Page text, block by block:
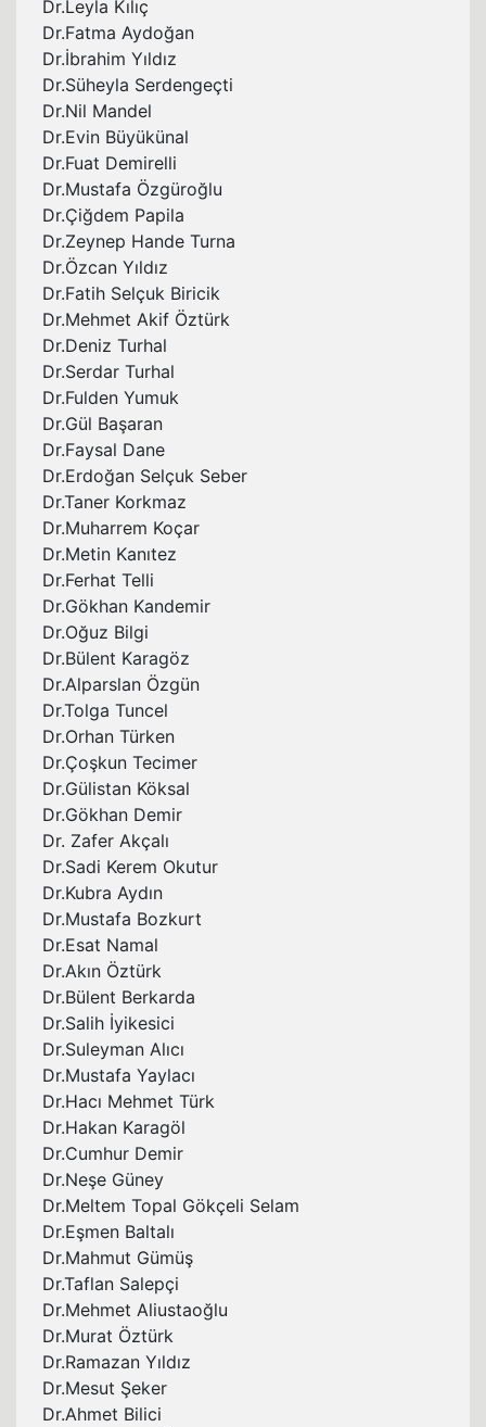
Dr.Leyla Kılıç
Dr.Fatma Aydoğan
Dr.İbrahim Yıldız
Dr.Süheyla Serdengeçti
Dr.Nil Mandel
Dr.Evin Büyükünal
Dr.Fuat Demirelli
Dr.Mustafa Özgüroğlu
Dr.Çiğdem Papila
Dr.Zeynep Hande Turna
Dr.Özcan Yıldız
Dr.Fatih Selçuk Biricik
Dr.Mehmet Akif Öztürk
Dr.Deniz Turhal
Dr.Serdar Turhal
Dr.Fulden Yumuk
Dr.Gül Başaran
Dr.Faysal Dane
Dr.Erdoğan Selçuk Seber
Dr.Taner Korkmaz
Dr.Muharrem Koçar
Dr.Metin Kanıtez
Dr.Ferhat Telli
Dr.Gökhan Kandemir
Dr.Oğuz Bilgi
Dr.Bülent Karagöz
Dr.Alparslan Özgün
Dr.Tolga Tuncel
Dr.Orhan Türken
Dr.Çoşkun Tecimer
Dr.Gülistan Köksal
Dr.Gökhan Demir
Dr. Zafer Akçalı
Dr.Sadi Kerem Okutur
Dr.Kubra Aydın
Dr.Mustafa Bozkurt
Dr.Esat Namal
Dr.Akın Öztürk
Dr.Bülent Berkarda
Dr.Salih İyikesici
Dr.Suleyman Alıcı
Dr.Mustafa Yaylacı
Dr.Hacı Mehmet Türk
Dr.Hakan Karagöl
Dr.Cumhur Demir
Dr.Neşe Güney
Dr.Meltem Topal Gökçeli Selam
Dr.Eşmen Baltalı
Dr.Mahmut Gümüş
Dr.Taflan Salepçi
Dr.Mehmet Aliustaoğlu
Dr.Murat Öztürk
Dr.Ramazan Yıldız
Dr.Mesut Şeker
Dr.Ahmet Bilici